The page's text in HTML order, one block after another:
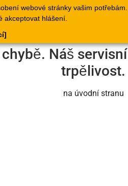
webové stránky vašim potřebám.
akceptovat hlášení.
Doklady
Webové
stránky
Náš
trpělivost.
na úvodní stranu